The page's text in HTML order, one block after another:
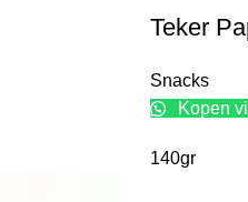
Teker
Snacks
Kopen
140gr